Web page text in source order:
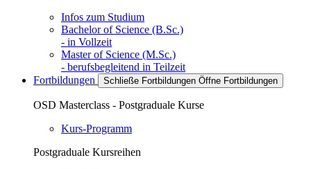
Infos zum Studium
Bachelor of Science (B.Sc.)
- in Vollzeit
Master of Science (M.Sc.)
- berufsbegleitend in Teilzeit
Fortbildungen
Schließe Fortbildungen Öffne Fortbildungen
OSD Masterclass - Postgraduale Kurse
Kurs-Programm
Postgraduale Kursreihen